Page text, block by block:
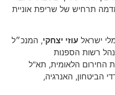
תרחיש של שריפת אוניית
ישראל עוזי יצחקי, המנכ״ל
רשות הספנות
החירום הלאומית, תא"ל
הביטחון, האנרגיה,